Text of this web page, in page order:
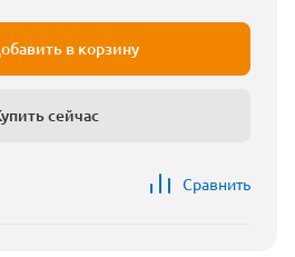
в корзину
сейчас
Сравнить